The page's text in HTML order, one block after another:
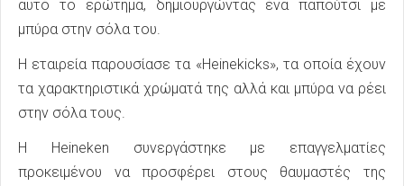
αυτό το ερώτημα, δημιουργώντας ένα παπούτσι με
μπύρα στην σόλα του.
Η εταιρεία παρουσίασε τα «Heinekicks», τα οποία έχουν
τα χαρακτηριστικά χρώματά της αλλά και μπύρα να ρέει
στην σόλα τους.
Η Heineken συνεργάστηκε με επαγγελματίες
προκειμένου να προσφέρει στους θαυμαστές της